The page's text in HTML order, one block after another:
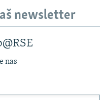
newsletter
nas